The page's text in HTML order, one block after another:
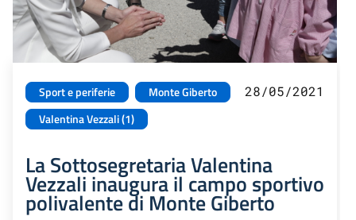
Sport e periferie
Monte Giberto
Valentina Vezzali (1)
28/05/2021
La Sottosegretaria Valentina
Vezzali inaugura il campo sportivo
polivalente di Monte Giberto